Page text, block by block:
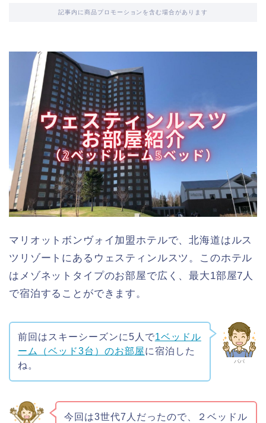
記事内に商品プロモーションを含む場合があります
マリオットボンヴォイ加盟ホテルで、北海道はルス
ツリゾートにあるウェスティンルスツ。このホテル
はメゾネットタイプのお部屋で広く、最大1部屋7人
で宿泊することができます。
パパ
前回はスキーシーズンに5人で1ベッドル
ーム（ベッド3台）のお部屋に宿泊した
ね。
今回は3世代7人だったので、２ベッドル